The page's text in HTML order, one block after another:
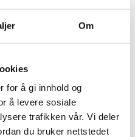
Om
for å gi innhold og
å levere sosiale
trafikken vår. Vi deler
du bruker nettstedet